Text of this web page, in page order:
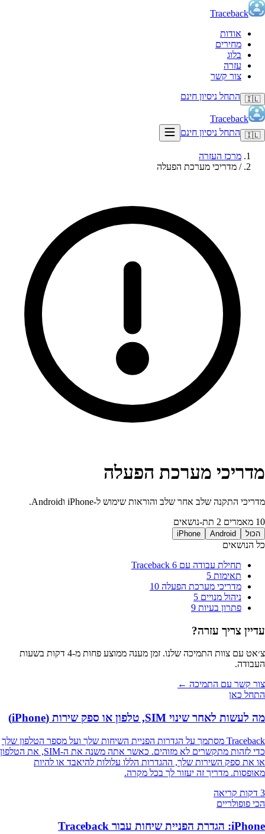
Traceback
אודות
מחירים
בלוג
עזרה
צור קשר
🇮🇱 התחל ניסיון חינם
Traceback
🇮🇱 התחל ניסיון חינם
מרכז העזרה
/ מדריכי מערכת הפעלה
מדריכי מערכת הפעלה
מדריכי התקנה שלב אחר שלב והוראות שימוש ל-iPhone וAndroid.
10 מאמרים
2 תת‑נושאים
הכול Android
iPhone
כל הנושאים
תחילת עבודה עם Traceback 6
תאימות 5
מדריכי מערכת הפעלה 10
ניהול מנויים 5
פתרון בעיות 9
עדיין צריך עזרה?
צ׳אט עם צוות התמיכה שלנו. זמן מענה ממוצע פחות מ‑4 דקות בשעות
העבודה.
צור קשר עם התמיכה ←
התחל כאן
מה לעשות לאחר שינוי SIM, טלפון או ספק שירות (iPhone)
Traceback מסתמך על הגדרות הפניית השיחות שלך ועל מספר הטלפון שלך
כדי לזהות מתקשרים לא מזוהים. כאשר אתה משנה את ה-SIM, את הטלפון
או את ספק השירות שלך, ההגדרות הללו עלולות להיאבד או להיות
מאופסות. מדריך זה יעזור לך בכל מקרה.
3 דקות קריאה
הכי פופולריים
iPhone: הגדרת הפניית שיחות עבור Traceback